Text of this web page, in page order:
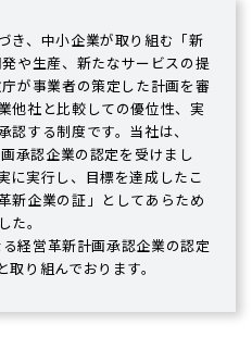
き、中小企業が取り組む「新
や生産、新たなサービスの提
が事業者の策定した計画を審
他社と比較しての優位性、実
する制度です。当社は、
承認企業の認定を受けまし
に実行し、目標を達成したこ
新企業の証」としてあらため
。
経営革新計画承認企業の認定
り組んでおります。